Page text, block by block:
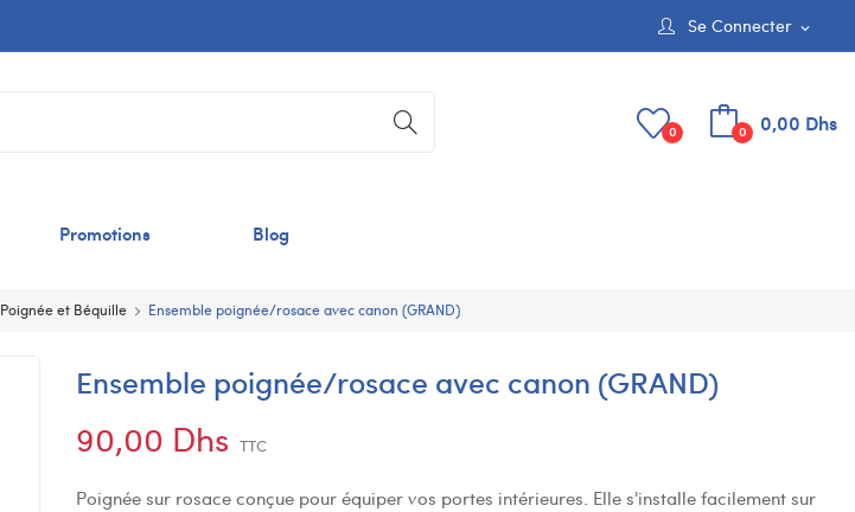
Se Connecter expand_more
0,00 Dhs
0
0
Promotions Blog
Poignée et Béquille Ensemble poignée/rosace avec canon (GRAND)
Ensemble poignée/rosace avec canon (GRAND)
90,00 Dhs TTC
Poignée sur rosace conçue pour équiper vos portes intérieures. Elle s'installe facilement sur